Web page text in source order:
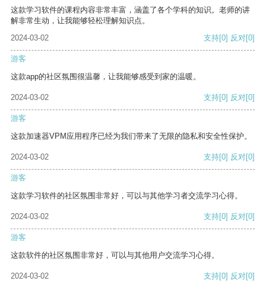
这款学习软件的课程内容非常丰富，涵盖了各个学科的知识。老师的讲
解非常生动，让我能够轻松理解知识点。
2024-03-02
支持[0] 反对[0]
游客
这款app的社区氛围很温馨，让我能够感受到家的温暖。
2024-03-02 支持[0] 反对[0]
游客
这款加速器VPM应用程序已经为我们带来了无限的隐私和安全性保护。
2024-03-02 支持[0] 反对[0]
游客
这款学习软件的社区氛围非常好，可以与其他学习者交流学习心得。
2024-03-02 支持[0] 反对[0]
游客
这款软件的社区氛围非常好，可以与其他用户交流学习心得。
2024-03-02 支持[0] 反对[0]